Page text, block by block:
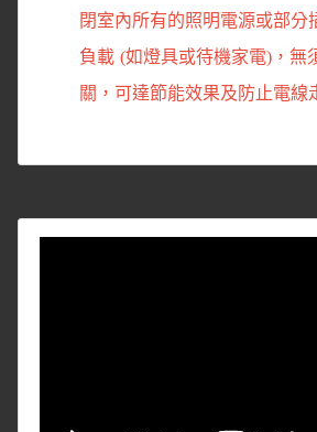
閉室內所有的照明電源或部分
負載 (如燈具或待機家電)，無
關，可達節能效果及防止電線